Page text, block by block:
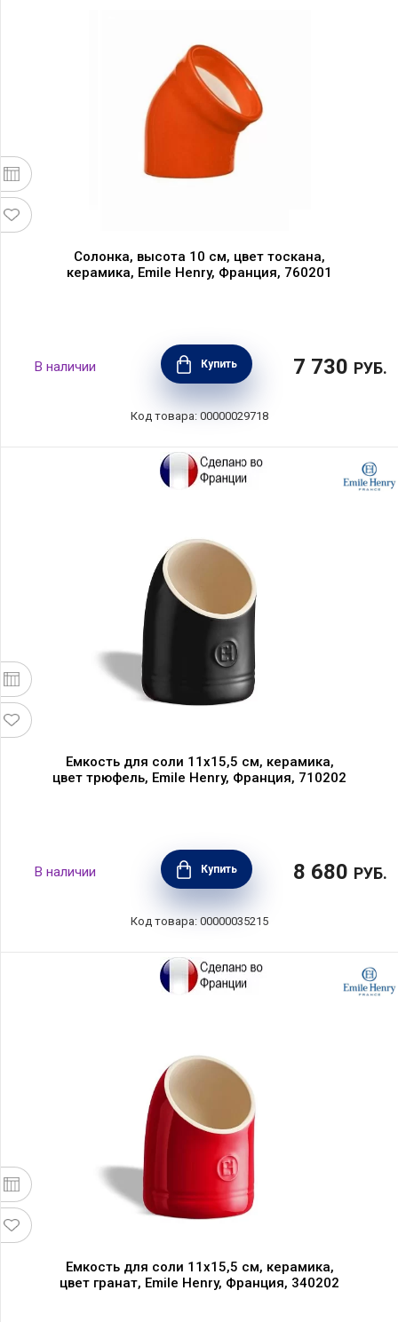
Солонка, высота 10 см, цвет тоскана,
керамика, Emile Henry, Франция, 760201
В наличии Купить 7 730 РУБ.
Код товара: 00000029718
Емкость для соли 11х15,5 см, керамика,
цвет трюфель, Emile Henry, Франция, 710202
В наличии Купить 8 680 РУБ.
Код товара: 00000035215
Емкость для соли 11х15,5 см, керамика,
цвет гранат, Emile Henry, Франция, 340202